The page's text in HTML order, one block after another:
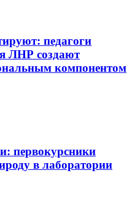
педагоги
ЛНР создают
компонентом
первокурсники
в лаборатории